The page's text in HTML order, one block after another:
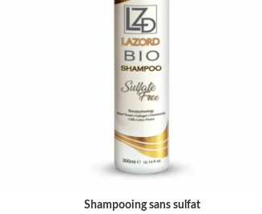
READ MORE
Shampooing sans sulfat